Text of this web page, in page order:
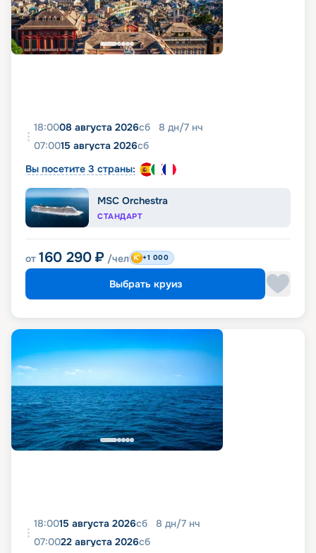
18:0008 августа 2026сб 8 дн/7 нч
07:0015 августа 2026сб
Вы посетите 3 страны:
MSC Orchestra
СТАНДАРТ
от 160 290 ₽ /чел +1 000
Выбрать круиз
18:0015 августа 2026сб 8 дн/7 нч
07:0022 августа 2026сб